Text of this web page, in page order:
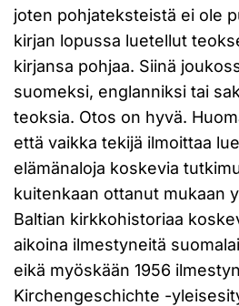
joten pohjateksteistä ei ole
kirjan lopussa luetellut
kirjansa pohjaa. Siinä
suomeksi, englanniksi tai
teoksia. Otos on hyvä.
että vaikka tekijä ilmoittaa
elämänaloja koskevia
kuitenkaan ottanut mukaan
Baltian kirkkohistoriaa
aikoina ilmestyneitä
eikä myöskään 1956
Kirchengeschichte -